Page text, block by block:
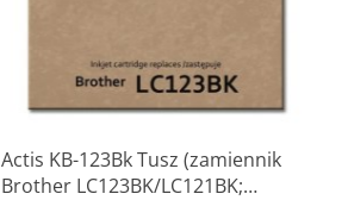
Actis KB-123Bk Tusz (zamiennik
Brother LC123BK/LC121BK;